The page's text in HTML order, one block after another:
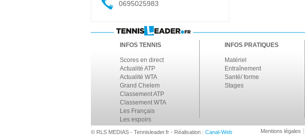
0695025983
INFOS TENNIS
Scores en direct
Actualité ATP
Actualité WTA
Grand Chelem
Classement ATP
Classement WTA
Les Français
Les espoirs
INFOS PRATIQUES
Matériel
Entraînement
Santé/ forme
Stages
© RLS MEDIAS - Tennisleader.fr - Réalisation : Canal-Web Mentions légales